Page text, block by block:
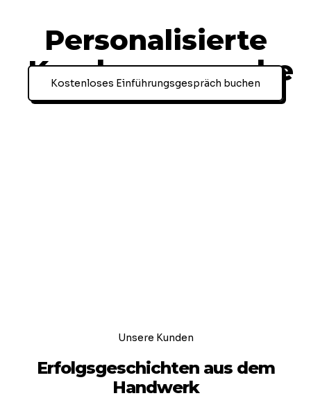
Personalisierte
Kundenansprache
Kostenloses Einführungsgespräch buchen
Unsere Kunden
Erfolgsgeschichten aus dem
Handwerk